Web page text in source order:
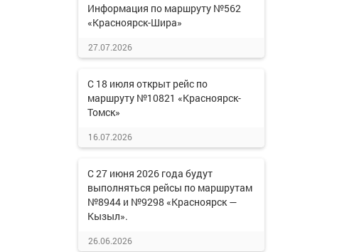
Информация по маршруту №562
«Красноярск-Шира»
27.07.2026
С 18 июля открыт рейс по
маршруту №10821 «Красноярск-
Томск»
16.07.2026
С 27 июня 2026 года будут
выполняться рейсы по маршрутам
№8944 и №9298 «Красноярск —
Кызыл».
26.06.2026